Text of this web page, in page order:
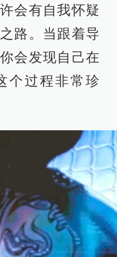
会有自我怀疑
路。当跟着导
会发现自己在
个过程非常珍